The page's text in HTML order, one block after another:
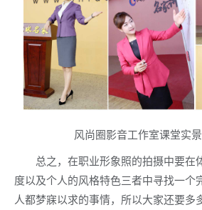
风尚圈影音工作室课堂实
总之，在职业形象照的拍摄中要在
度以及个人的风格特色三者中寻找一个
人都梦寐以求的事情，所以大家还要多